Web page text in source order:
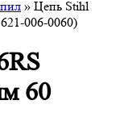
» Цепь Stihl
006-0060)
60